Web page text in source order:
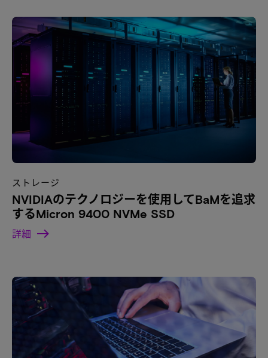
ストレージ
NVIDIAのテクノロジーを使用してBaMを追求
するMicron 9400 NVMe SSD
詳細